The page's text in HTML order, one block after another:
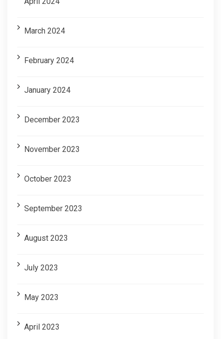
March 2024
February 2024
January 2024
December 2023
November 2023
October 2023
September 2023
August 2023
July 2023
May 2023
April 2023